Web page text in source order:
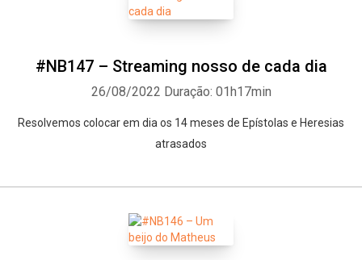
#NB147 – Streaming nosso de cada dia
26/08/2022 Duração: 01h17min
Resolvemos colocar em dia os 14 meses de Epístolas e Heresias
atrasados